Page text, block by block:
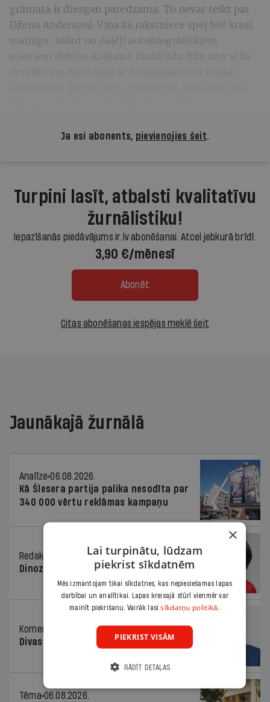
grāmata ir diezgan paredzama. To nevar teikt par
Dženu Andersoni. Viņa kā rakstniece spēj būt krasi
mainīga: sākot no daļēji autobiogrāfiskiem
stāstiem debijas krājumā Dadžilīdz film noir
stila
Ja esi abonents, pievienojies šeit.
Turpini lasīt, atbalsti kvalitatīvu
žurnālistiku!
Iepazīšanās piedāvājums ir.lv abonēšanai. Atcel jebkurā brīdī.
3,90 €/mēnesī
Abonēt
Citas abonēšanas iespējas meklē šeit
Jaunākajā žurnālā
Analīze 06.08.2026.
Kā Šlesera partija palika nesodīta par
340 000 vērtu reklāmas kampaņu
Redaktores sleja
06.08.2026.
Dinozaura triks
Komentārs
06.08.2026.
Divas koalīcijas
Tēma 06.08.2026.
×
Lai turpinātu, lūdzam
piekrist sīkdatnēm
Mēs izmantojam tikai sīkdatnes, kas nepieciešamas lapas
darbībai un analītikai. Lapas kreisajā stūrī vienmēr var
mainīt piekrišanu. Vairāk lasisīkdatņu politikā.
PIEKRIST VISĀM
RĀDĪT DETAĻAS